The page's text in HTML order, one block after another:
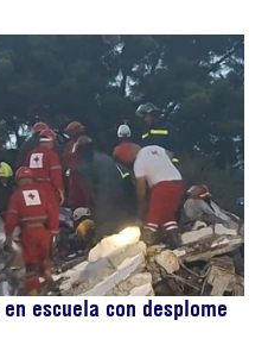
escuela con desplome